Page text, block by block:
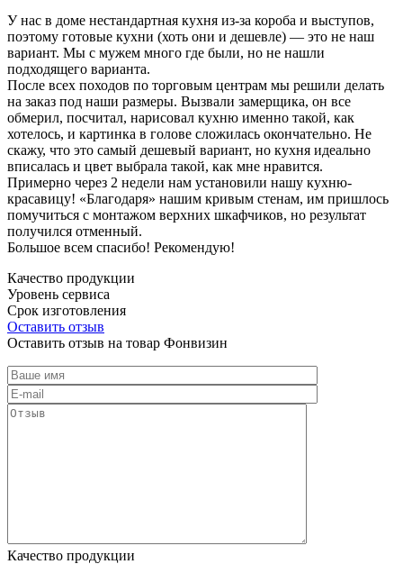
У нас в доме нестандартная кухня из-за короба и выступов,
поэтому готовые кухни (хоть они и дешевле) — это не наш
вариант. Мы с мужем много где были, но не нашли
подходящего варианта.
После всех походов по торговым центрам мы решили делать
на заказ под наши размеры. Вызвали замерщика, он все
обмерил, посчитал, нарисовал кухню именно такой, как
хотелось, и картинка в голове сложилась окончательно. Не
скажу, что это самый дешевый вариант, но кухня идеально
вписалась и цвет выбрала такой, как мне нравится.
Примерно через 2 недели нам установили нашу кухню-
красавицу! «Благодаря» нашим кривым стенам, им пришлось
помучиться с монтажом верхних шкафчиков, но результат
получился отменный.
Большое всем спасибо! Рекомендую!
Качество продукции
Уровень сервиса
Срок изготовления
Оставить отзыв
Оставить отзыв на товар Фонвизин
Качество продукции